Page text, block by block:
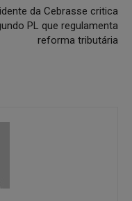
da Cebrasse critica
PL que regulamenta
reforma tributária